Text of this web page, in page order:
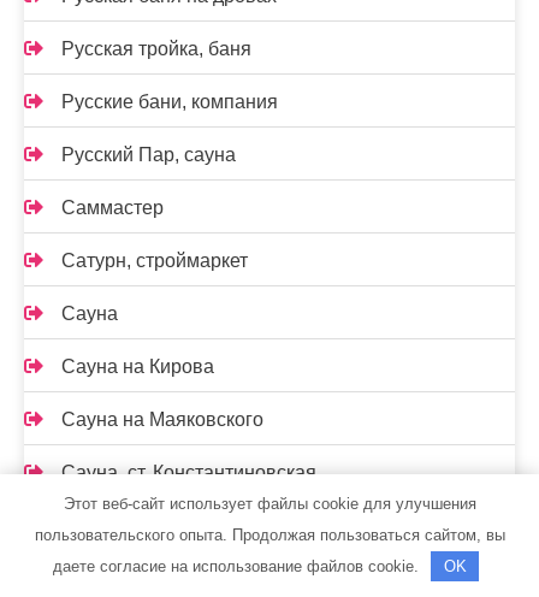
Русская тройка, баня
Русские бани, компания
Русский Пар, сауна
Саммастер
Сатурн, строймаркет
Сауна
Сауна на Кирова
Сауна на Маяковского
Сауна, ст. Константиновская
Сафари, гостиница
Семь+Я
Этот веб-сайт использует файлы cookie для улучшения
пользовательского опыта. Продолжая пользоваться сайтом, вы
даете согласие на использование файлов cookie.
OK